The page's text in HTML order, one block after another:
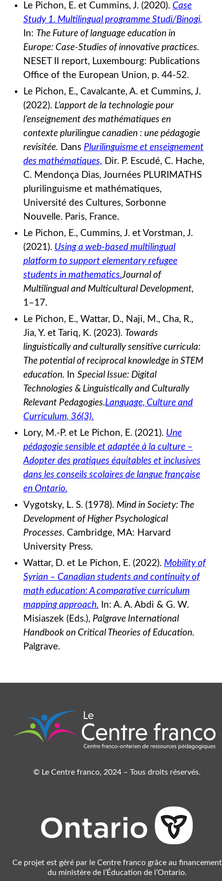
Le Pichon, E. et Cummins, J. (2020). Case
Study 1. Multilingual programme Studi/Binogi,
In: The Future of language education in
Europe: Case-Studies of innovative practices.
NESET II report, Luxembourg: Publications
Office of the European Union, p. 44-52.
Le Pichon, E., Cavalcante, A. et Cummins, J.
(2022). L’apport de la technologie pour
l’enseignement des mathématiques en
contexte plurilingue canadien : une pédagogie
revisitée. Dans Plurilinguisme et enseignement
des mathématiques, Dir. P. Escudé, C. Hache,
C. Mendonça Dias, Journées PLURIMATHS
plurilinguisme et mathématiques,
Université des Cultures, Sorbonne
Nouvelle. Paris, France.
Le Pichon, E., Cummins, J. et Vorstman, J.
(2021). Using a web-based multilingual
platform to support elementary refugee
students in mathematics.Journal of
Multilingual and Multicultural Development,
1–17.
Le Pichon, E., Wattar, D., Naji, M., Cha, R.,
Jia, Y. et Tariq, K. (2023). Towards
linguistically and culturally sensitive curricula:
The potential of reciprocal knowledge in STEM
education. In Special Issue: Digital
Technologies & Linguistically and Culturally
Relevant Pedagogies.Language, Culture and
Curriculum, 36(3).
Lory, M.-P. et Le Pichon, E. (2021). Une
pédagogie sensible et adaptée à la culture –
Adopter des pratiques équitables et inclusives
dans les conseils scolaires de langue française
en Ontario.
Vygotsky, L. S. (1978). Mind in Society: The
Development of Higher Psychological
Processes. Cambridge, MA: Harvard
University Press.
Wattar, D. et Le Pichon, E. (2022). Mobility of
Syrian – Canadian students and continuity of
math education: A comparative curriculum
mapping approach. In: A. A. Abdi & G. W.
Misiaszek (Eds.), Palgrave International
Handbook on Critical Theories of Education.
Palgrave.
© Le Centre franco, 2024 – Tous droits réservés.
Ce projet est géré par le Centre franco grâce au financement
du ministère de l’Éducation de l’Ontario.